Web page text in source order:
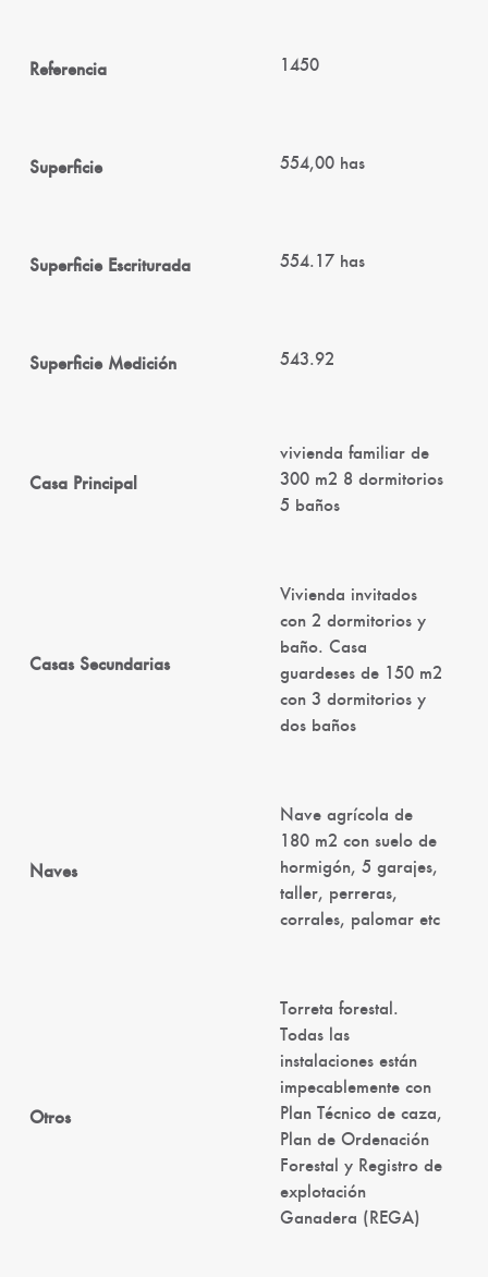
Referencia 1450
Superficie 554,00 has
Superficie Escriturada 554.17 has
Superficie Medición 543.92
Casa Principal
vivienda familiar de
300 m2 8 dormitorios
5 baños
Casas Secundarias
Vivienda invitados
con 2 dormitorios y
baño. Casa
guardeses de 150 m2
con 3 dormitorios y
dos baños
Naves
Nave agrícola de
180 m2 con suelo de
hormigón, 5 garajes,
taller, perreras,
corrales, palomar etc
Otros
Torreta forestal.
Todas las
instalaciones están
impecablemente con
Plan Técnico de caza,
Plan de Ordenación
Forestal y Registro de
explotación
Ganadera (REGA)